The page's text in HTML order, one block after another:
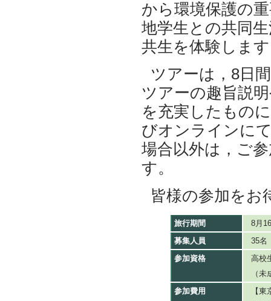
から環境保護の
地学生との共同
共生を体験しま
ツアーは，8日
ツアーの趣旨説
を充実したもの
びオンラインに
場合以外は，ご
す。
皆様の参加をお
旅行期間
8月
募集人員
35名
参加資格
高校
（
参加費用
【